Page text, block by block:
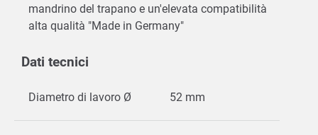
mandrino del trapano e un'elevata compatibilità
alta qualità "Made in Germany"
Dati tecnici
Diametro di lavoro Ø 52 mm